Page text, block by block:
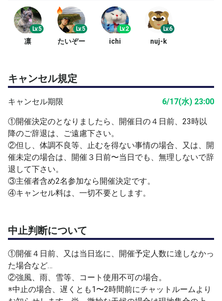
【アップ②】
①ロングラリー。
②ボレースト（スマッシュロブ）。
③サーブリターン（各サイド2球づつ）。
①3〜6G先取（但し、最低4G実施）
※参加人数により実施G数を主催者が決定。
②組み合わせ表は、対戦アプリにて決定します。
【例】
※デュースの場合、ノーアドバンテージを採用。
※mixD→ディサイディングp→同性receive.
【セルフジャッジ】
①素早く大きな声とジェスチャーで！
③ボールとラインに確実な隙間のみアウト。
④難しい場合、味方で意見割れたら、イン！
⑤ギャラリーは、判定に口出し不要。
※主催者が主審の場合、コール義務免除。
【残り時間】
残り時間が少なくなると、タイブレーク実施。
Lv.5
凛
Lv.5
たいぞー
Lv.2
ichi
Lv.6
nuj-k
キャンセル規定
キャンセル期限 6/17(水) 23:00
①開催決定のとなりましたら、開催日の４日前、23時以
降のご辞退は、ご遠慮下さい。
②但し、体調不良等、止むを得ない事情の場合、又は、開
催未定の場合は、開催３日前〜当日でも、無理しないで辞
退して下さい。
③主催者含め2名参加なら開催決定です。
④キャンセル料は、一切不要とします。
中止判断について
①開催４日前、又は当日迄に、開催予定人数に達しなかっ
た場合など…
②強風、雨、雪等、コート使用不可の場合。
※中止の場合、遅くとも1〜2時間前にチャットルームより